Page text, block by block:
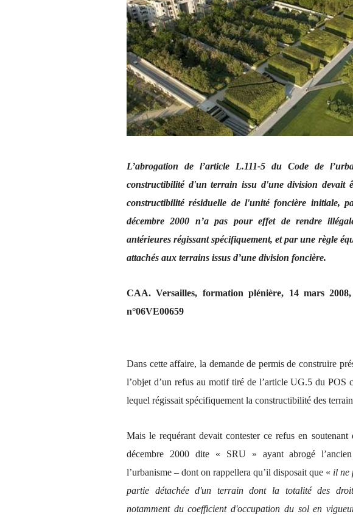
L’abrogation de l’article L.111-5 du Code de
constructibilité d'un terrain issu d'une division devait
constructibilité résiduelle de l'unité foncière initiale,
décembre 2000 n’a pas pour effet de rendre
antérieures régissant spécifiquement, et par une règle
attachés aux terrains issus d’une division foncière.
CAA. Versailles, formation plénière, 14 mars
n°06VE00659
Dans cette affaire, la demande de permis de construire
l’objet d’un refus au motif tiré de l’article UG.5 du POS
lequel régissait spécifiquement la constructibilité des
Mais le requérant devait contester ce refus en
décembre 2000 dite « SRU » ayant abrogé
l’urbanisme – dont on rappellera qu’il disposait que « il ne
partie détachée d'un terrain dont la totalité des
notamment du coefficient d'occupation du sol en